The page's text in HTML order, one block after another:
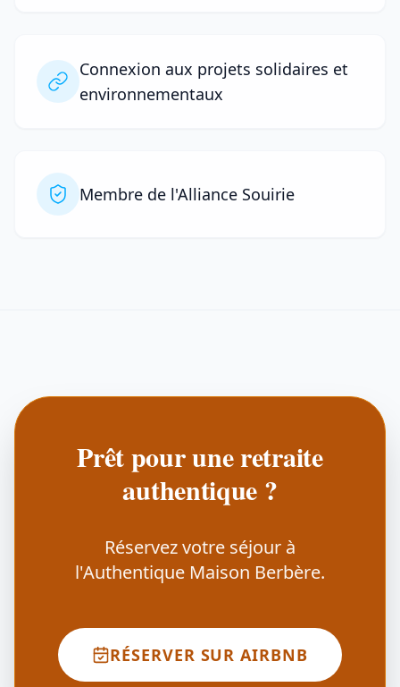
Connexion aux projets solidaires et
environnementaux
Membre de l'Alliance Souirie
Prêt pour une retraite
authentique ?
Réservez votre séjour à
l'Authentique Maison Berbère.
RÉSERVER SUR AIRBNB